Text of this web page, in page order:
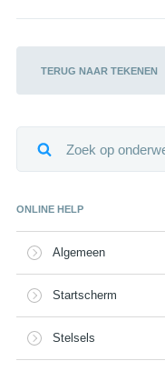
TERUG NAAR TEKENEN
ONLINE HELP
Algemeen
Startscherm
Stelsels